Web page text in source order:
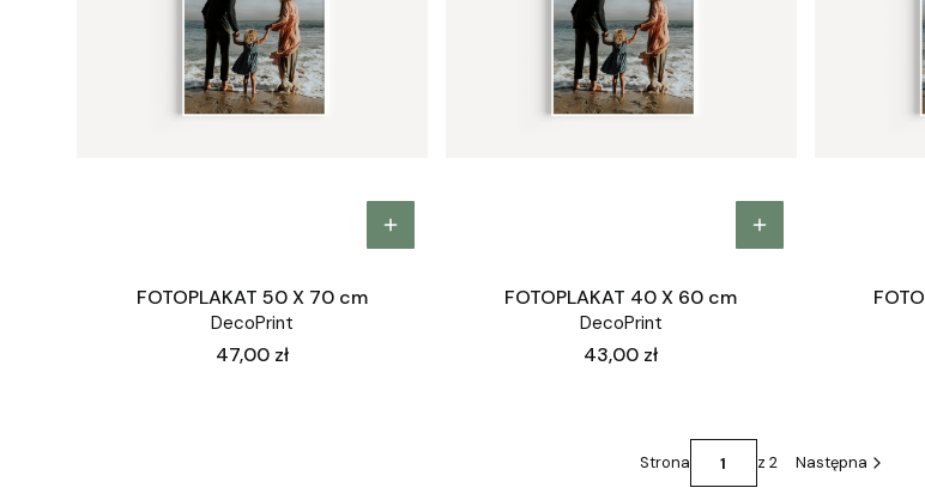
FOTOPLAKAT 50 X 70 cm
DecoPrint
Cena
47,00 zł
FOTOPLAKAT 40 X 60 cm
DecoPrint
Cena
43,00 zł
Strona z 2 Następna